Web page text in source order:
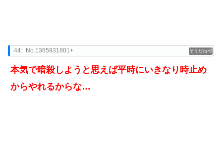
0
44: No.1365931801+
本気で暗殺しようと思えば平時にいきなり時止め
からやれるからな…